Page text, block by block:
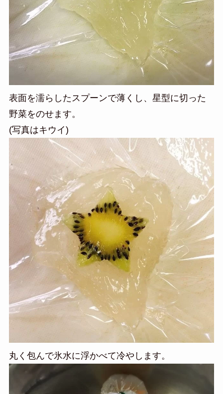
表面を濡らしたスプーンで薄くし、星型に切った
野菜をのせます。
(写真はキウイ)
丸く包んで氷水に浮かべて冷やします。